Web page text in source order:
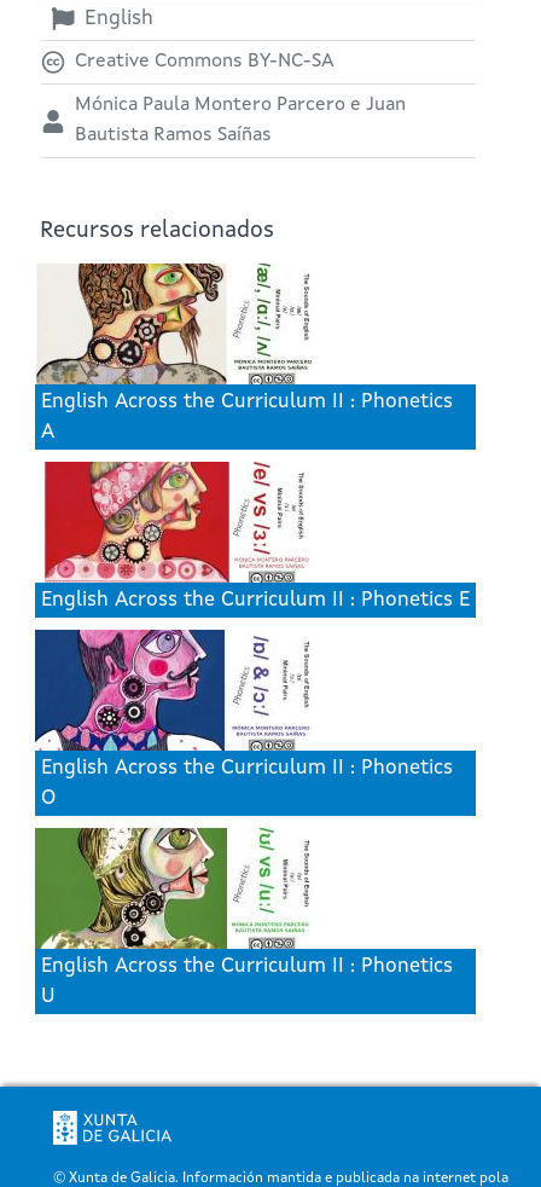
English
Creative Commons BY-NC-SA
Mónica Paula Montero Parcero e Juan
Bautista Ramos Saíñas
Recursos relacionados
English Across the Curriculum II : Phonetics
A
English Across the Curriculum II : Phonetics E
English Across the Curriculum II : Phonetics
O
English Across the Curriculum II : Phonetics
U
© Xunta de Galicia. Información mantida e publicada na internet pola